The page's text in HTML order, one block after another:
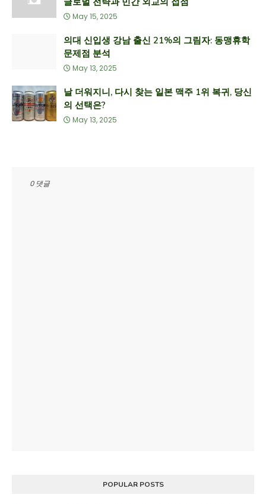
May 15, 2025
의대 신입생 강남 출신 21%의 그림자: 동맹휴학
문제점 분석
May 13, 2025
날 더워지니, 다시 찾는 일본 맥주 1위 복귀, 당신
의 선택은?
May 13, 2025
0 댓글
POPULAR POSTS